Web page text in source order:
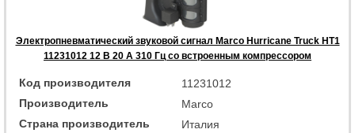
Электропневматический звуковой сигнал Marco Hurricane Truck HT1
11231012 12 В 20 А 310 Гц со встроенным компрессором
Код производителя
11231012
Производитель
Marco
Страна производитель
Италия